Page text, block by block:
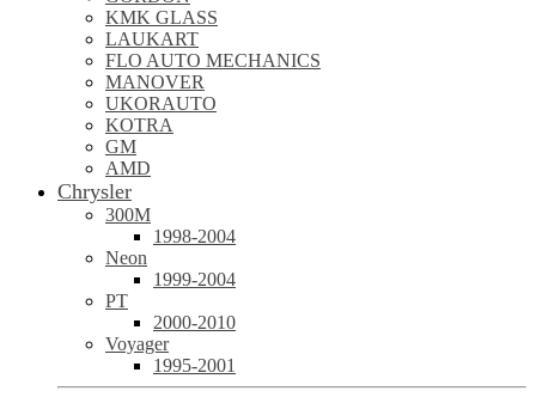
KMK GLASS
LAUKART
FLO AUTO MECHANICS
MANOVER
UKORAUTO
KOTRA
GM
AMD
Chrysler
300M
1998-2004
Neon
1999-2004
PT
2000-2010
Voyager
1995-2001